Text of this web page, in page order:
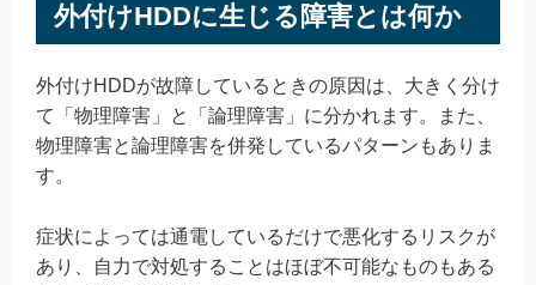
外付けHDDに生じる障害とは何か
外付けHDDが故障しているときの原因は、大きく分け
て「物理障害」と「論理障害」に分かれます。また、
物理障害と論理障害を併発しているパターンもありま
す。
症状によっては通電しているだけで悪化するリスクが
あり、自力で対処することはほぼ不可能なものもある